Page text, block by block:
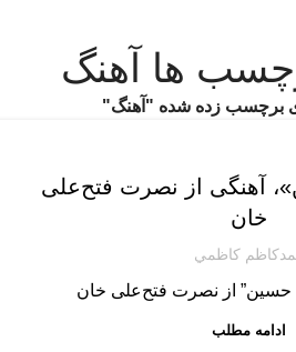
ها آهنگ
برچسب زده شده "آهنگ"
آهنگی از نصرت فتح‌علی
خان
كاظمي
حسین” از نصرت فتح‌علی خان
ادامه مطلب